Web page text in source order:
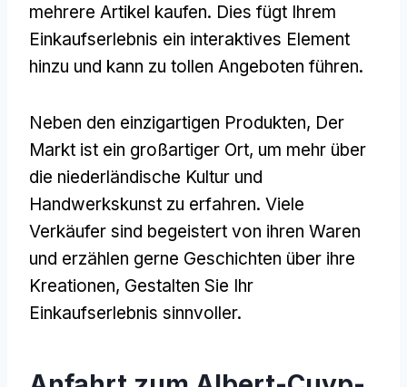
mehrere Artikel kaufen. Dies fügt Ihrem
Einkaufserlebnis ein interaktives Element
hinzu und kann zu tollen Angeboten führen.
Neben den einzigartigen Produkten, Der
Markt ist ein großartiger Ort, um mehr über
die niederländische Kultur und
Handwerkskunst zu erfahren. Viele
Verkäufer sind begeistert von ihren Waren
und erzählen gerne Geschichten über ihre
Kreationen, Gestalten Sie Ihr
Einkaufserlebnis sinnvoller.